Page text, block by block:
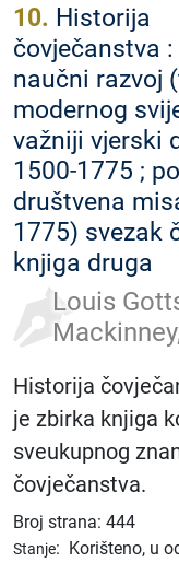
10. Historija
čovječanstva
naučni razvoj
modernog
važniji vjerski
1500-1775 ;
društvena
1775) svezak
knjiga druga
Louis
Historija
je zbirka knjiga
sveukupnog
čovječanstva.
Broj strana: 444
Stanje: Korišteno, u